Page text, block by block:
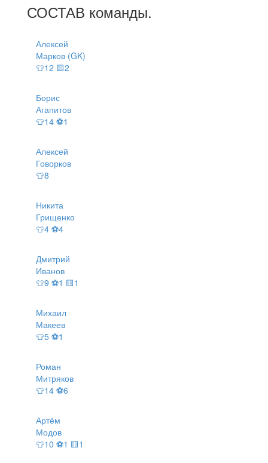
СОСТАВ команды.
Алексей
Марков (GK)
👕12 🟨2
Борис
Агапитов
👕14 ⚽1
Алексей
Говорков
👕8
Никита
Грищенко
👕4 ⚽4
Дмитрий
Иванов
👕9 ⚽1 🟨1
Михаил
Макеев
👕5 ⚽1
Роман
Митряков
👕14 ⚽6
Артём
Модов
👕10 ⚽1 🟨1